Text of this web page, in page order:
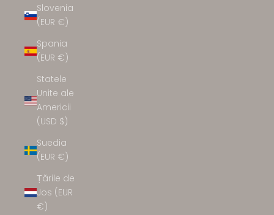
Slovenia
(EUR €)
Spania
(EUR €)
Statele
Unite ale
Americii
(USD $)
Suedia
(EUR €)
Țările de
Jos (EUR
€)